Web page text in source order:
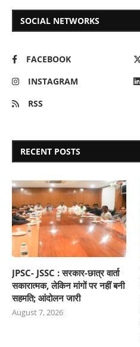
SOCIAL NETWORKS
FACEBOOK
INSTAGRAM
RSS
RECENT POSTS
JPSC- JSSC : सरकार-छात्र वार्ता
सकारात्मक, लेकिन मांगों पर नहीं बनी
सहमति; आंदोलन जारी
August 7, 2026